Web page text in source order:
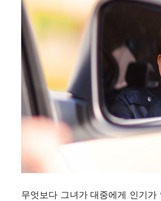
무엇보다 그녀가 대중에게 인기가